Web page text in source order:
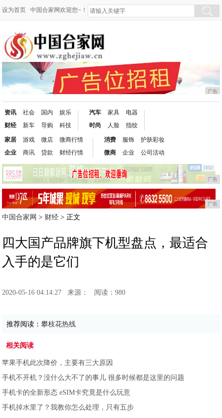
设为首页 中国合家网欢迎您~！
广告
资讯
财经
社会
新车
国内
导购
娱乐
科技
汽车
时尚
家具
人脸
电器
指纹
家居
企业
游戏
商讯
微店
贷款
微商行情
财经行情
消费
微商
服饰
企业
护肤彩妆
公司活动
广告
广告
中国合家网 > 财经 > 正文
四大国产品牌旗下机型盘点，最适合
入手的是它们
2020-05-16 04:14:27 来源： 阅读：980
推荐阅读：攀枝花热线
相关阅读
苹果手机此次降价，主要有三大原因
手机不开机？没什么大不了的事儿 很多时候都是这里的问题
手机卡的全新形态 eSIM卡究竟是什么玩意
手机掉水里了？我教你怎么处理，只有五步